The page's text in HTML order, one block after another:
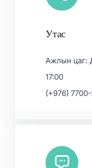
Утас
Ажлын цаг:
17:00
(+976)